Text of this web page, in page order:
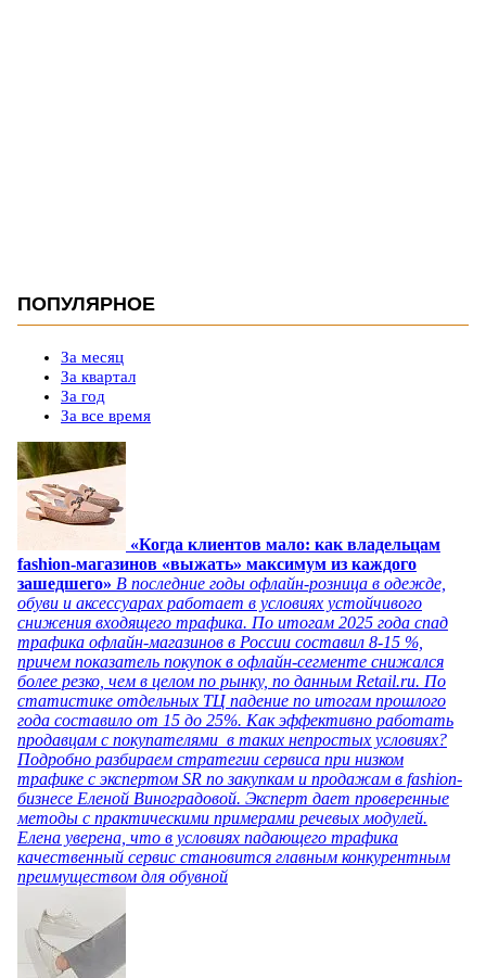
ПОПУЛЯРНОЕ
За месяц
За квартал
За год
За все время
«Когда клиентов мало: как владельцам
fashion-магазинов «выжать» максимум из каждого
зашедшего» В последние годы офлайн-розница в одежде,
обуви и аксессуарах работает в условиях устойчивого
снижения входящего трафика. По итогам 2025 года спад
трафика офлайн-магазинов в России составил 8-15 %,
причем показатель покупок в офлайн-сегменте снижался
более резко, чем в целом по рынку, по данным Retail.ru. По
статистике отдельных ТЦ падение по итогам прошлого
года составило от 15 до 25%. Как эффективно работать
продавцам с покупателями в таких непростых условиях?
Подробно разбираем стратегии сервиса при низком
трафике с экспертом SR по закупкам и продажам в fashion-
бизнесе Еленой Виноградовой. Эксперт дает проверенные
методы с практическими примерами речевых модулей.
Елена уверена, что в условиях падающего трафика
качественный сервис становится главным конкурентным
преимуществом для обувной